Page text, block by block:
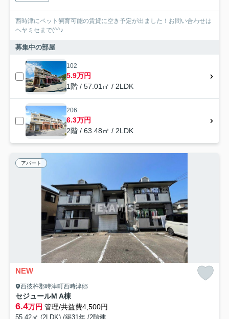
西時津にペット飼育可能の賃貸に空き予定が出ました！お問い合わせは
ヘヤミセまで(^^♪
募集中の部屋
102
5.9万円
1階 / 57.01㎡ / 2LDK
206
6.3万円
2階 / 63.48㎡ / 2LDK
アパート
NEW
西彼杵郡時津町西時津郷
セジュールM A棟
6.4万円 管理/共益費4,500円
55.42㎡ (2LDK) /築31年 /2階建